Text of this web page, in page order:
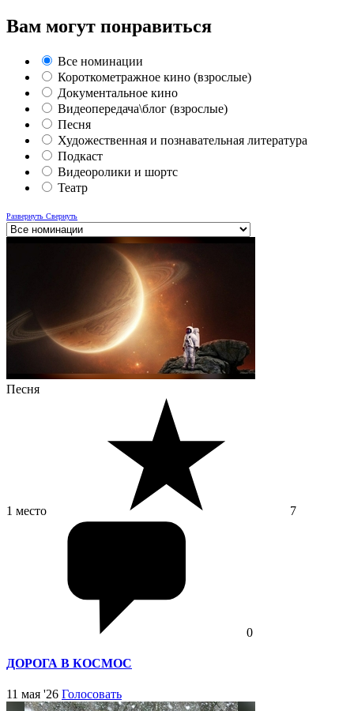
Вам могут понравиться
Все номинации
Короткометражное кино (взрослые)
Документальное кино
Видеопередача\блог (взрослые)
Песня
Художественная и познавательная литература
Подкаст
Видеоролики и шортс
Театр
Развернуть Свернуть
Песня
1 место 7
0
ДОРОГА В КОСМОС
11 мая '26 Голосовать